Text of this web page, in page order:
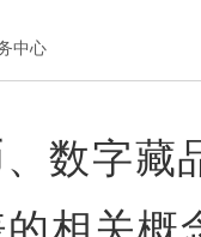
中心
数字藏